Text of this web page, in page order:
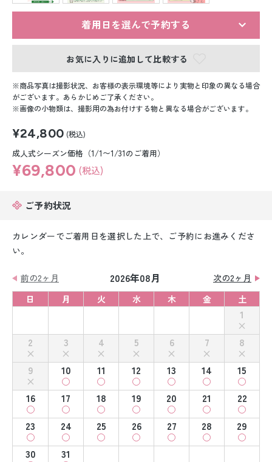
白無垢&紋付袴レンタル
引き振袖レンタル
小物販売品
着用日を選んで予約する
お気に入りに追加して比較する
商品写真は撮影状況、お客様の表示環境等により実物と印象の異なる場合
がございます。あらかじめご了承ください。
画像の小物類は、撮影用の為お付けする物と異なる場合がございます。
¥24,800 (税込)
成人式シーズン価格（1/1〜1/31のご着用）
¥69,800 (税込)
ご予約状況
カレンダーでご着用日を選択した上で、ご予約にお進みくださ
い。
前の2ヶ月 2026年08月
次の2ヶ月
日
月 火 水 木 金 土
1
2
3 4 5 6 7
8
9
10 11 12 13 14
15
16
17 18 19 20 21
22
23
24 25 26 27 28
29
30
31